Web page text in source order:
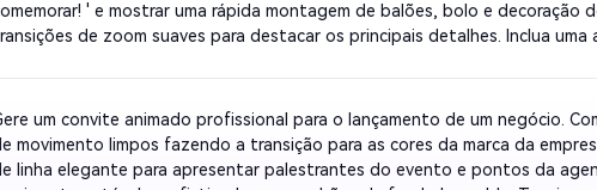
' e mostrar uma rápida montagem de balões, bolo e decoração
de zoom suaves para destacar os principais detalhes. Inclua uma
aparecendo bruscamente na tela.
um convite animado profissional para o lançamento de um negócio.
movimento limpos fazendo a transição para as cores da marca da
linha elegante para apresentar palestrantes do evento e pontos da